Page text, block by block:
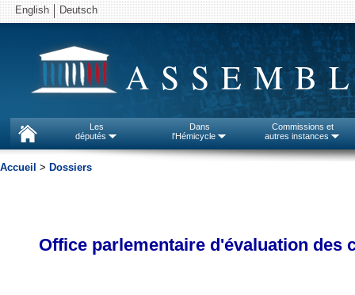
English Deutsch
Les
députés
Dans
l'Hémicycle
Commissions et
autres instances
Accueil > Dossiers
Office parlementaire d'évaluation